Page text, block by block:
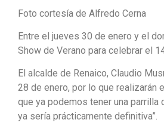
Foto cortesía de Alfredo Cerna
Entre el jueves 30 de enero y el
Show de Verano para celebrar el
El alcalde de Renaico, Claudio
28 de enero, por lo que realizarán
que ya podemos tener una
ya sería prácticamente definitiva”.